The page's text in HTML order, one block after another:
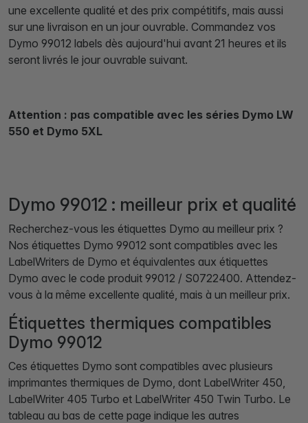
une excellente qualité et des prix compétitifs, mais aussi
sur une livraison en un jour ouvrable. Commandez vos
Dymo 99012 labels dès aujourd'hui avant 21 heures et ils
seront livrés le jour ouvrable suivant.
Attention : pas compatible avec les séries Dymo LW
550 et Dymo 5XL
Dymo 99012 : meilleur prix et qualité
Recherchez-vous les étiquettes Dymo au meilleur prix ?
Nos étiquettes Dymo 99012 sont compatibles avec les
LabelWriters de Dymo et équivalentes aux étiquettes
Dymo avec le code produit 99012 / S0722400. Attendez-
vous à la même excellente qualité, mais à un meilleur prix.
Étiquettes thermiques compatibles
Dymo 99012
Ces étiquettes Dymo sont compatibles avec plusieurs
imprimantes thermiques de Dymo, dont LabelWriter 450,
LabelWriter 405 Turbo et LabelWriter 450 Twin Turbo. Le
tableau au bas de cette page indique les autres